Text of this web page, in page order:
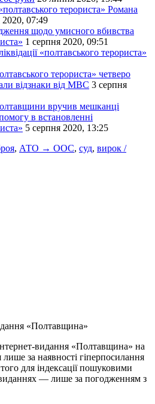
терориста» Романа
2020, 07:49
щодо умисного вбивства
1 серпня 2020, 09:51
«полтавського терориста»
терориста» четверо
відзнаки від МВС 3 серпня
вручив мешканці
в встановленні
5 серпня 2020, 13:25
, АТО → ООС, суд, вирок /
«Полтавщина»
видання «Полтавщина» на
за наявності гіперпосилання
для індексації пошуковими
— лише за погодженням з